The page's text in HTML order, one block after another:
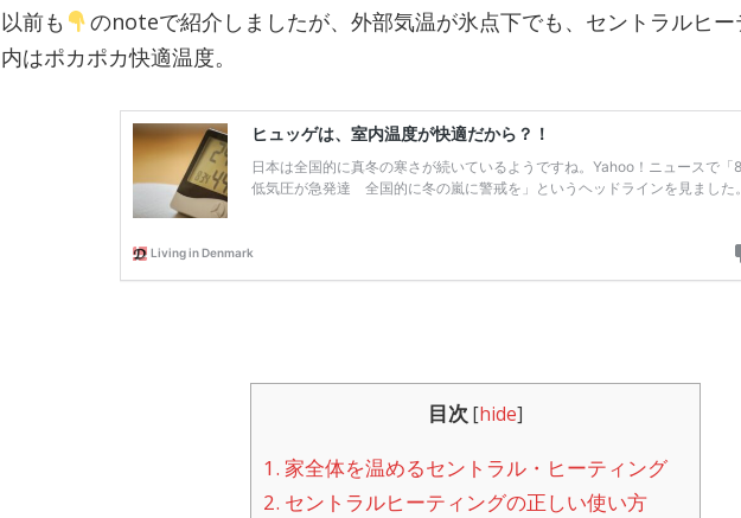
以前も
のnoteで紹介しましたが、外部気温が氷点下でも、セントラルヒ
内はポカポカ快適温度。
目次 [hide]
1. 家全体を温めるセントラル・ヒーティング
2. セントラルヒーティングの正しい使い方